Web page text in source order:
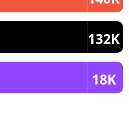
132K
18K